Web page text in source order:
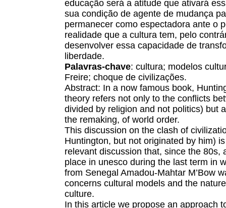
educação será a atitude que ativará
sua condição de agente de mudança
permanecer como espectadora ante o
realidade que a cultura tem, pelo
desenvolver essa capacidade de
liberdade.
Palavras-chave: cultura; modelos
Freire; choque de civilizações.
Abstract: In a now famous book,
theory refers not only to the conflicts
divided by religion and not politics) but
the remaking, of world order.
This discussion on the clash of
Huntington, but not originated by him)
relevant discussion that, since the 80s,
place in unesco during the last term in
from Senegal Amadou-Mahtar M’Bow
concerns cultural models and the
culture.
In this article we propose an approach